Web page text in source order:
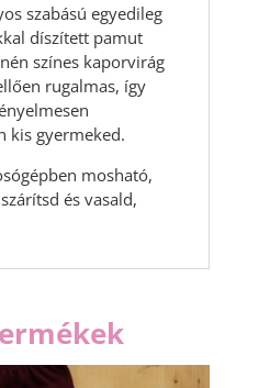
szabású egyedileg
díszített pamut
színes kaporvirág
rugalmas, így
kis gyermeked.
mosható,
és vasald,